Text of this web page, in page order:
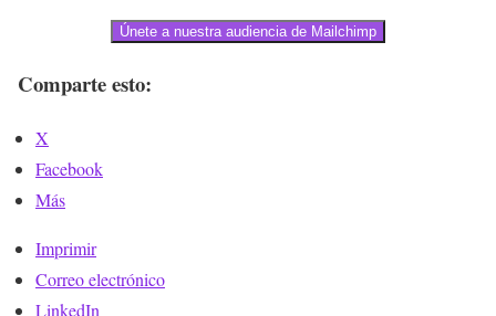
Únete a nuestra audiencia de Mailchimp
Comparte esto:
X
Facebook
Más
Imprimir
Correo electrónico
LinkedIn